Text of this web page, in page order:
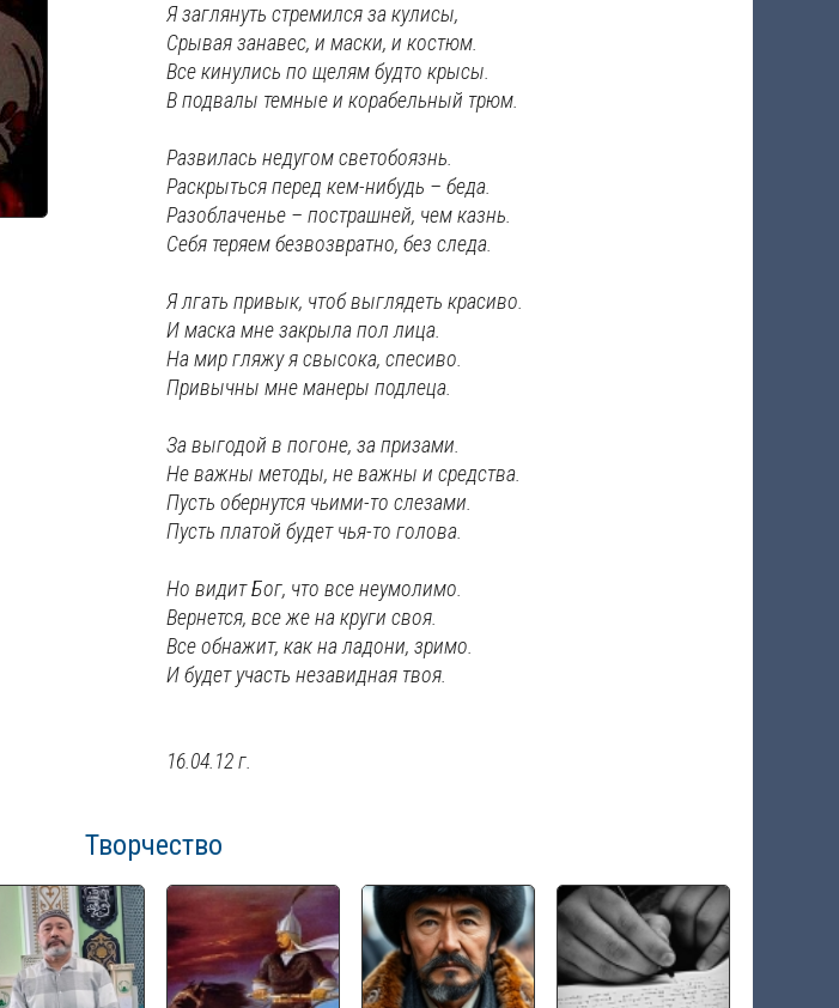
Я заглянуть стремился за кулисы,
Срывая занавес, и маски, и костюм.
Все кинулись по щелям будто крысы.
В подвалы темные и корабельный трюм.
Развилась недугом светобоязнь.
Раскрыться перед кем-нибудь – беда.
Разоблаченье – пострашней, чем казнь.
Себя теряем безвозвратно, без следа.
Я лгать привык, чтоб выглядеть красиво.
И маска мне закрыла пол лица.
На мир гляжу я свысока, спесиво.
Привычны мне манеры подлеца.
За выгодой в погоне, за призами.
Не важны методы, не важны и средства.
Пусть обернутся чьими-то слезами.
Пусть платой будет чья-то голова.
Но видит Бог, что все неумолимо.
Вернется, все же на круги своя.
Все обнажит, как на ладони, зримо.
И будет участь незавидная твоя.
16.04.12 г.
Творчество